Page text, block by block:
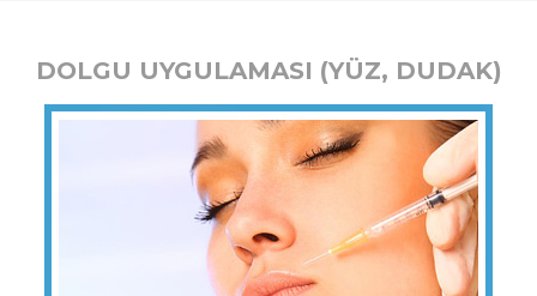
DOLGU UYGULAMASI (YÜZ, DUDAK)